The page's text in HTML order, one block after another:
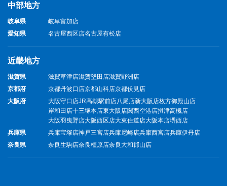
中部地方
岐阜県
岐阜富加店
愛知県
名古屋西区店名古屋有松店
近畿地方
滋賀県 滋賀草津店滋賀堅田店滋賀野洲店
京都府
京都丹波口店京都山科店京都伏見店
大阪府
大阪守口店JR高槻駅前店八尾店新大阪店枚方御殿山店
岸和田店十三塚本店東大阪店関西空港店摂津高槻店
大阪羽曳野店大阪西区店大東住道店大阪本店堺西店
兵庫県
兵庫宝塚店神戸三宮店兵庫尼崎店兵庫西宮店兵庫伊丹店
奈良県
奈良生駒店奈良橿原店奈良大和郡山店